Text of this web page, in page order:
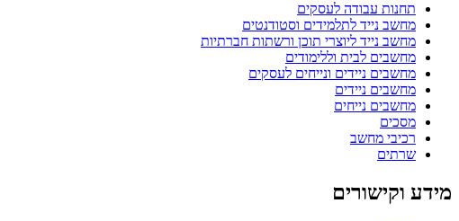
תחנות עבודה לעסקים
מחשב נייד לתלמידים וסטודנטים
מחשב נייד ליוצרי תוכן ורשתות חברתיות
מחשבים לבית וללימודים
מחשבים ניידים ונייחים לעסקים
מחשבים ניידים
מחשבים נייחים
מסכים
רכיבי מחשב
שרתים
מידע וקישורים